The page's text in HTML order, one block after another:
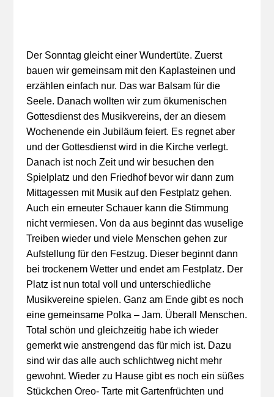
Der Sonntag gleicht einer Wundertüte. Zuerst
bauen wir gemeinsam mit den Kaplasteinen und
erzählen einfach nur. Das war Balsam für die
Seele. Danach wollten wir zum ökumenischen
Gottesdienst des Musikvereins, der an diesem
Wochenende ein Jubiläum feiert. Es regnet aber
und der Gottesdienst wird in die Kirche verlegt.
Danach ist noch Zeit und wir besuchen den
Spielplatz und den Friedhof bevor wir dann zum
Mittagessen mit Musik auf den Festplatz gehen.
Auch ein erneuter Schauer kann die Stimmung
nicht vermiesen. Von da aus beginnt das wuselige
Treiben wieder und viele Menschen gehen zur
Aufstellung für den Festzug. Dieser beginnt dann
bei trockenem Wetter und endet am Festplatz. Der
Platz ist nun total voll und unterschiedliche
Musikvereine spielen. Ganz am Ende gibt es noch
eine gemeinsame Polka – Jam. Überall Menschen.
Total schön und gleichzeitig habe ich wieder
gemerkt wie anstrengend das für mich ist. Dazu
sind wir das alle auch schlichtweg nicht mehr
gewohnt. Wieder zu Hause gibt es noch ein süßes
Stückchen Oreo- Tarte mit Gartenfrüchten und